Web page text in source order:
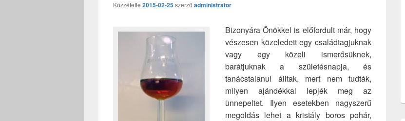
Közzétette 2015-02-25szerző administrator
Bizonyára Önökkel is előfordult már, hogy
vészesen közeledett egy családtagjuknak
vagy egy közeli ismerősüknek,
barátjuknak a születésnapja, és
tanácstalanul álltak, mert nem tudták,
milyen ajándékkal lepjék meg az
ünnepeltet. Ilyen esetekben nagyszerű
megoldás lehet a kristály boros pohár,